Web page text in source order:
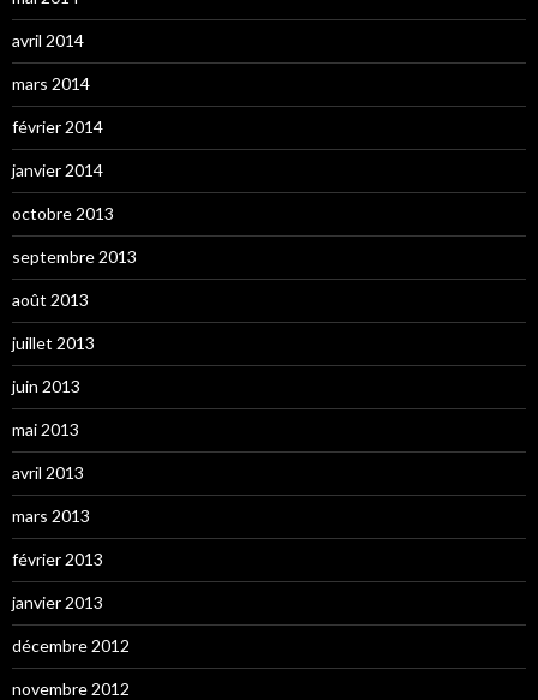
avril 2014
mars 2014
février 2014
janvier 2014
octobre 2013
septembre 2013
août 2013
juillet 2013
juin 2013
mai 2013
avril 2013
mars 2013
février 2013
janvier 2013
décembre 2012
novembre 2012